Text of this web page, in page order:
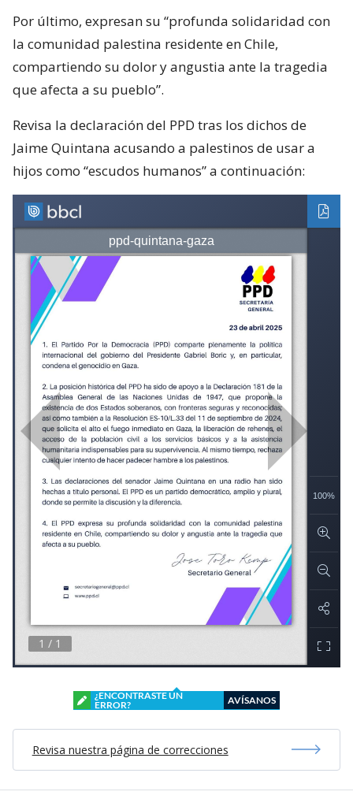
Por último, expresan su “profunda solidaridad con
la comunidad palestina residente en Chile,
compartiendo su dolor y angustia ante la tragedia
que afecta a su pueblo”.
Revisa la declaración del PPD tras los dichos de
Jaime Quintana acusando a palestinos de usar a
hijos como “escudos humanos” a continuación:
¿ENCONTRASTE UN
ERROR?
AVÍSANOS
Revisa nuestra página de correcciones